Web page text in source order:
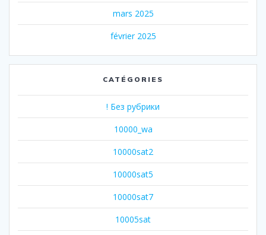
mars 2025
février 2025
CATÉGORIES
! Без рубрики
10000_wa
10000sat2
10000sat5
10000sat7
10005sat